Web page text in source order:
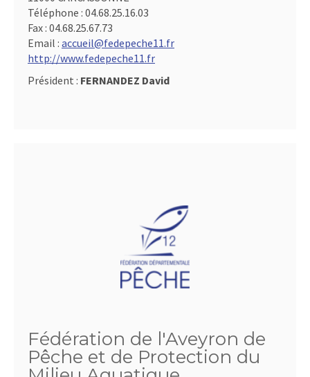
Téléphone : 04.68.25.16.03
Fax : 04.68.25.67.73
Email : accueil@fedepeche11.fr
http://www.fedepeche11.fr
Président : FERNANDEZ David
Fédération de l'Aveyron de
Pêche et de Protection du